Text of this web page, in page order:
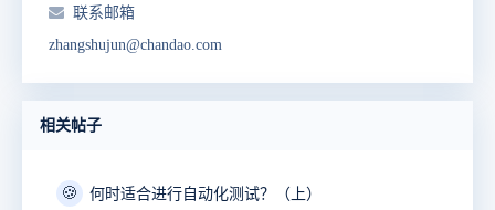
联系邮箱
zhangshujun@chandao.com
相关帖子
🍪 何时适合进行自动化测试？（上）